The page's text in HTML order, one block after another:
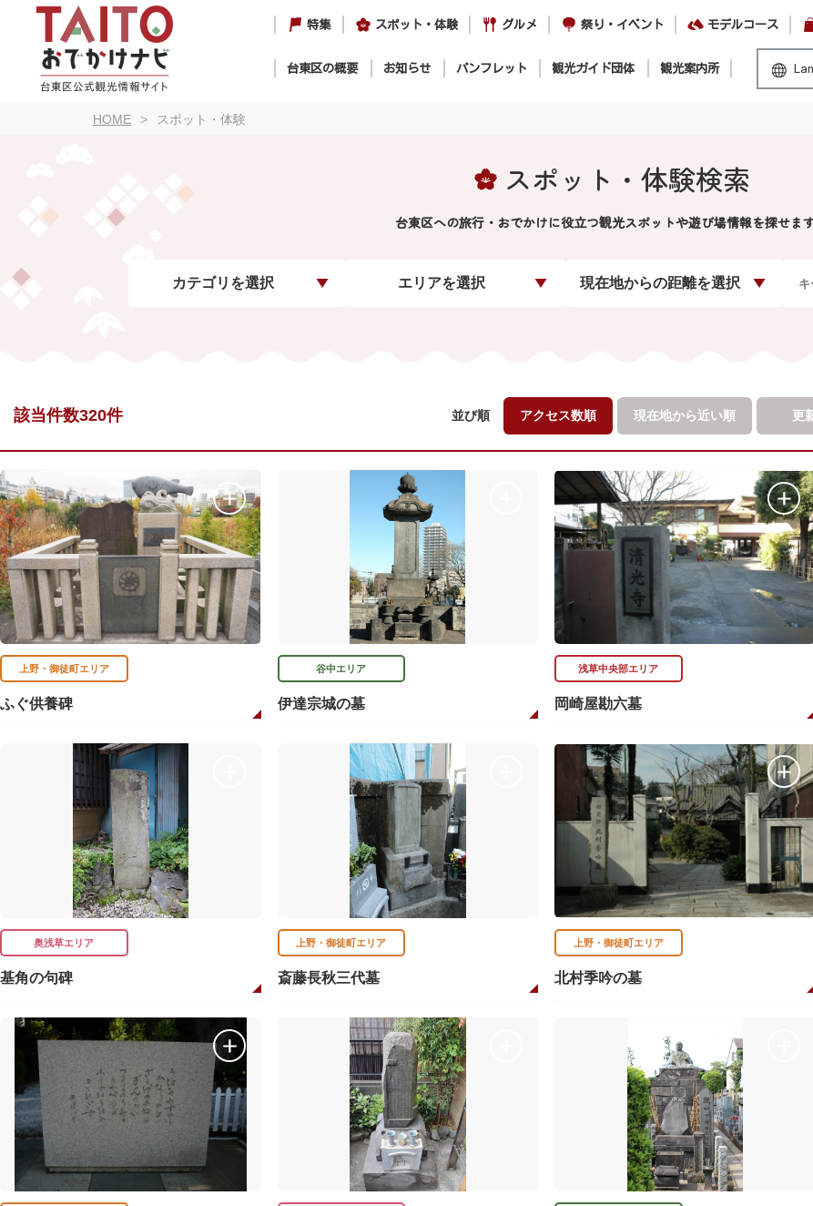
特集 スポット・体験 グルメ 祭り・イベント モデルコース
台東区の概要 お知らせ パンフレット 観光ガイド団体 観光案内所
HOME スポット・体験
スポット・体験検索
台東区への旅行・おでかけに役立つ観光スポットや遊び場情報を探せます
カテゴリを選択 エリアを選択 現在地からの距離を選択
該当件数320件 並び順 アクセス数順 現在地から近い順 更
上野・御徒町エリア
ふぐ供養碑
谷中エリア
伊達宗城の墓
浅草中央部エリア
岡崎屋勘六墓
奥浅草エリア
基角の句碑
上野・御徒町エリア
斎藤長秋三代墓
上野・御徒町エリア
北村季吟の墓